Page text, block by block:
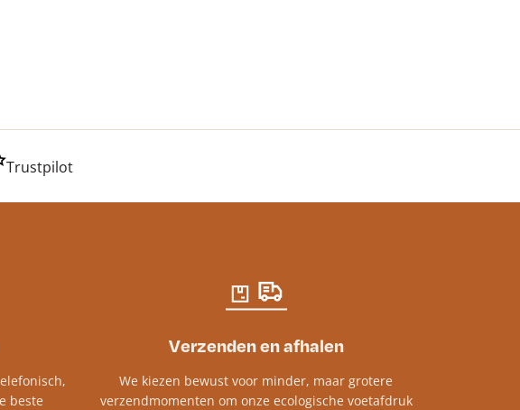
Trustpilot
beste
Verzenden en afhalen
We kiezen bewust voor minder, maar grotere
verzendmomenten om onze ecologische voetafdruk